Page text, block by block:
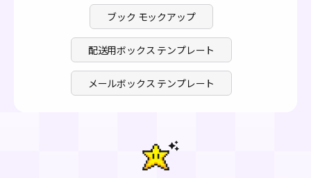
ブック モックアップ
配送用ボックス テンプレート
メールボックス テンプレート